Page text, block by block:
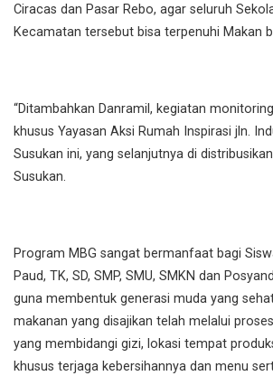
Ciracas dan Pasar Rebo, agar seluruh
Kecamatan tersebut bisa terpenuhi Makan
“Ditambahkan Danramil, kegiatan
khusus Yayasan Aksi Rumah Inspirasi jln.
Susukan ini, yang selanjutnya di
Susukan.
Program MBG sangat bermanfaat bagi
Paud, TK, SD, SMP, SMU, SMKN dan
guna membentuk generasi muda yang
makanan yang disajikan telah melalui
yang membidangi gizi, lokasi tempat
khusus terjaga kebersihannya dan menu